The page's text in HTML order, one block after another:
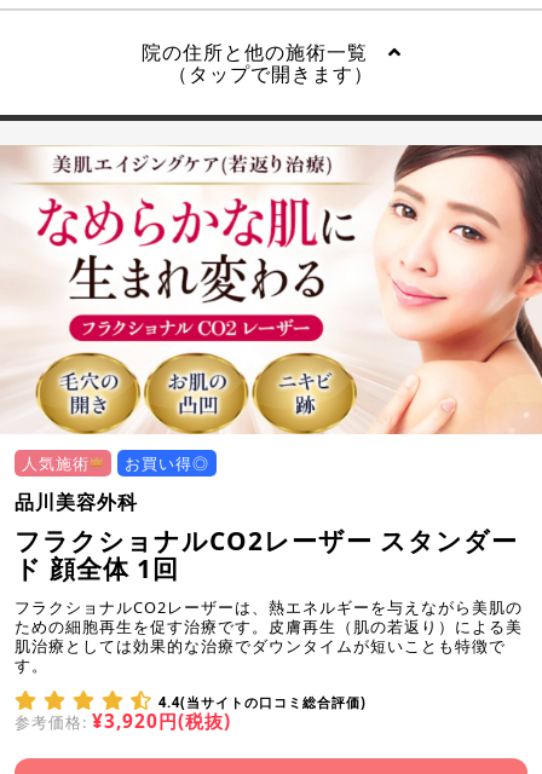
院の住所と他の施術一覧
（タップで開きます）
人気施術 お買い得◎
品川美容外科
フラクショナルCO2レーザー スタンダー
ド 顔全体 1回
フラクショナルCO2レーザーは、熱エネルギーを与えながら美肌の
ための細胞再生を促す治療です。皮膚再生（肌の若返り）による美
肌治療としては効果的な治療でダウンタイムが短いことも特徴で
す。
4.4(当サイトの口コミ総合評価)
参考価格: ¥3,920円(税抜)